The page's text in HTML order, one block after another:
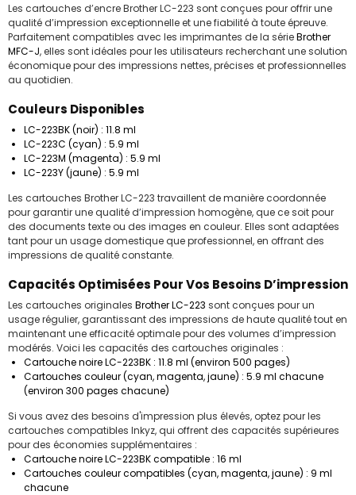
Les cartouches d’encre Brother LC-223 sont conçues pour offrir une
qualité d’impression exceptionnelle et une fiabilité à toute épreuve.
Parfaitement compatibles avec les imprimantes de la sérieBrother
MFC-J, elles sont idéales pour les utilisateurs recherchant une solution
économique pour des impressions nettes, précises et professionnelles
au quotidien.
Couleurs Disponibles
LC-223BK(noir) : 11.8 ml
LC-223C (cyan) : 5.9 ml
LC-223M (magenta) : 5.9 ml
LC-223Y(jaune) : 5.9 ml
Les cartouches Brother LC-223 travaillent de manière coordonnée
pour garantir une qualité d’impression homogène, que ce soit pour
des documents texte ou des images en couleur. Elles sont adaptées
tant pour un usage domestique que professionnel, en offrant des
impressions de qualité constante.
Capacités Optimisées Pour Vos Besoins D’impression
Les cartouches originales Brother LC-223 sont conçues pour un
usage régulier, garantissant des impressions de haute qualité tout en
maintenant une efficacité optimale pour des volumes d’impression
modérés. Voici les capacités des cartouches originales :
Cartouche noire LC-223BK : 11.8 ml (environ 500 pages)
Cartouches couleur (cyan, magenta, jaune) : 5.9 ml chacune
(environ 300 pages chacune)
Si vous avez des besoins d'impression plus élevés, optez pour les
cartouches compatibles Inkyz, qui offrent des capacités supérieures
pour des économies supplémentaires :
Cartouche noire LC-223BK compatible : 16 ml
Cartouches couleur compatibles (cyan, magenta, jaune) : 9 ml
chacune